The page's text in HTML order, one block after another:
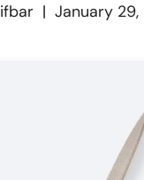
|January